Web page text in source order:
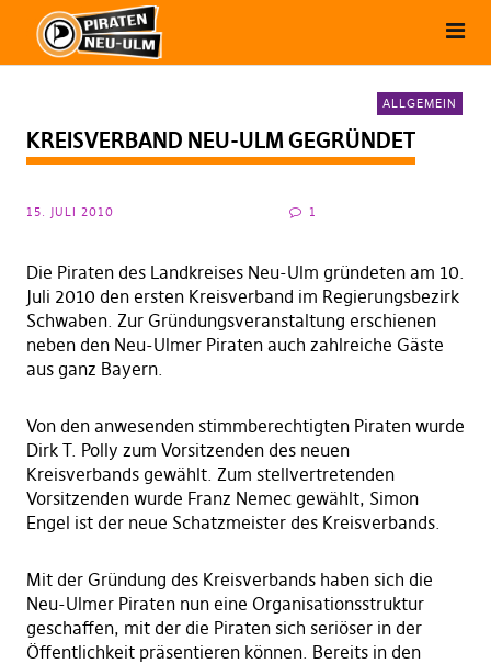
ALLGEMEIN
KREISVERBAND NEU-ULM GEGRÜNDET
15. JULI 2010 1
Die Piraten des Landkreises Neu-Ulm gründeten am 10.
Juli 2010 den ersten Kreisverband im Regierungsbezirk
Schwaben. Zur Gründungsveranstaltung erschienen
neben den Neu-Ulmer Piraten auch zahlreiche Gäste
aus ganz Bayern.
Von den anwesenden stimmberechtigten Piraten wurde
Dirk T. Polly zum Vorsitzenden des neuen
Kreisverbands gewählt. Zum stellvertretenden
Vorsitzenden wurde Franz Nemec gewählt, Simon
Engel ist der neue Schatzmeister des Kreisverbands.
Mit der Gründung des Kreisverbands haben sich die
Neu-Ulmer Piraten nun eine Organisationsstruktur
geschaffen, mit der die Piraten sich seriöser in der
Öffentlichkeit präsentieren können. Bereits in den